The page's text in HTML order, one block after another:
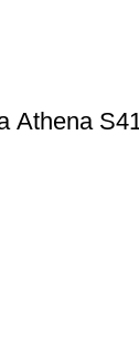
Athena